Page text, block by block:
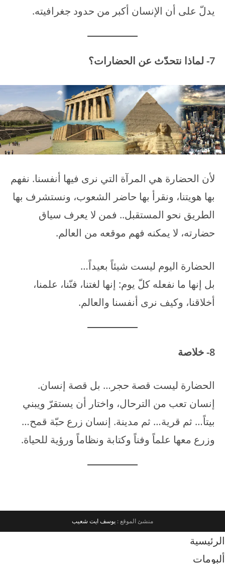
يدلّ على أن الإنسان أكبر من حدود جغرافيته.
7- لماذا نتحدّث عن الحضارات؟
لأن الحضارة هي المرآة التي نرى فيها أنفسنا. نفهم
بها هويتنا، ونقرأ بها حاضر الشعوب، ونستشرف بها
الطريق نحو المستقبل.. فمن لا يعرف سياق
حضارته، لا يمكنه فهم موقعه من العالم.
الحضارة اليوم ليست شيئاً بعيداً…
بل إنها ما نفعله كلّ يوم: إنها لغتنا، فنّنا، علمنا،
أخلاقنا، وكيف نرى أنفسنا والعالم.
8- خلاصة
الحضارة ليست قصة حجر… بل قصة إنسان.
إنسان تعب من الترحال، واختار أن يستقرّ ويبني
بيتاً… ثم قرية… ثم مدينة. إنسان زرع حبّة قمح…
وزرع معها علماً وفناً وكتابة ونظاماً ورؤية للحياة.
منشئ الموقع : يوسف ايت شعيب
الرئيسية
ألبومات